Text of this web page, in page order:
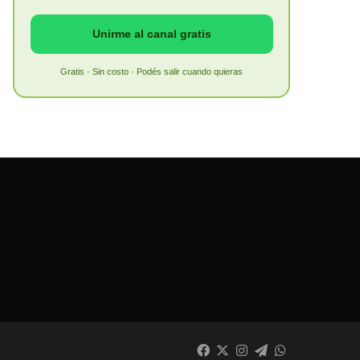
Unirme al canal gratis
Gratis · Sin costo · Podés salir cuando quieras
Facebook
X Instagram
Telegram